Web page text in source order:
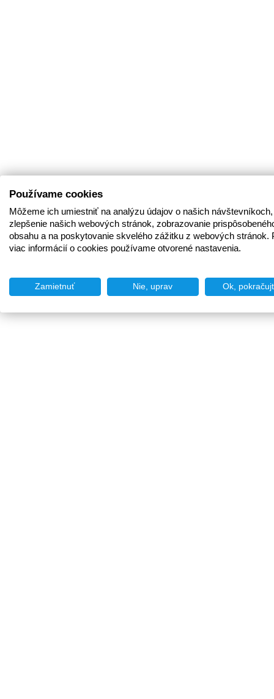
Používame cookies
Môžeme ich umiestniť na analýzu údajov o našich
zlepšenie našich webových stránok, zobrazovanie
obsahu a na poskytovanie skvelého zážitku z webových stránok.
viac informácií o cookies používame otvorené nastavenia.
Zamietnuť Nie, uprav Ok,